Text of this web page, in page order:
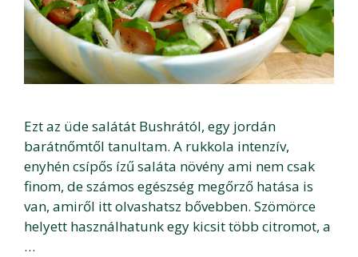
Ezt az üde salátát Bushrától, egy jordán
barátnőmtől tanultam. A rukkola intenzív,
enyhén csípős ízű saláta növény ami nem csak
finom, de számos egészség megőrző hatása is
van, amiről itt olvashatsz bővebben. Szömörce
helyett használhatunk egy kicsit több citromot, a
…